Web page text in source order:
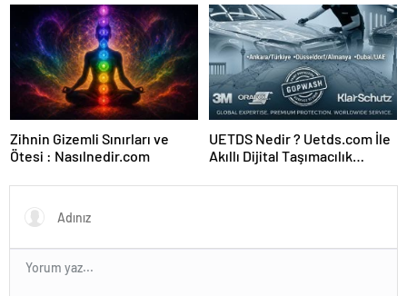
Zihnin Gizemli Sınırları ve
Ötesi : Nasılnedir.com
UETDS Nedir ? Uetds.com İle
Akıllı Dijital Taşımacılık